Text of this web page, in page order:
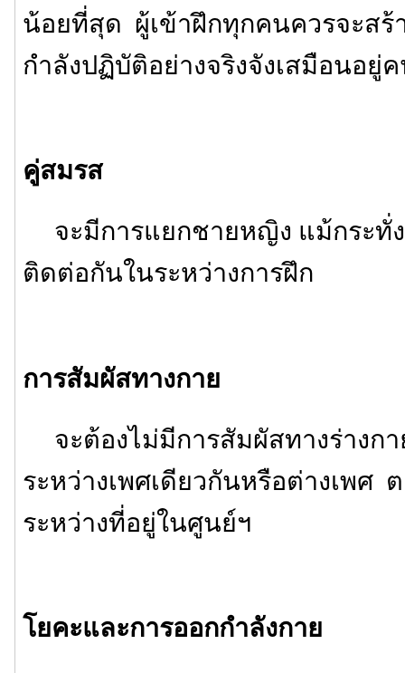
น้อยที่สุด ผู้เข้าฝึกทุกคนควรจะสร้
กำลังปฏิบัติอย่างจริงจังเสมือนอยู่
คู่สมรส
จะมีการแยกชายหญิง แม้กระทั่
ติดต่อกันในระหว่างการฝึก
การสัมผัสทางกาย
จะต้องไม่มีการสัมผัสทางร่างก
ระหว่างเพศเดียวกันหรือต่างเพศ
ระหว่างที่อยู่ในศูนย์ฯ
โยคะและการออกกำลังกาย